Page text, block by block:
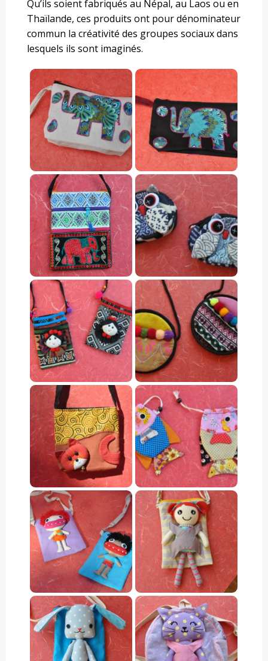
Qu’ils soient fabriqués au Népal, au Laos ou en
Thaïlande, ces produits ont pour dénominateur
commun la créativité des groupes sociaux dans
lesquels ils sont imaginés.